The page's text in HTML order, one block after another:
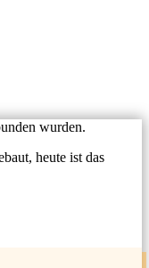
wurden.
heute ist das